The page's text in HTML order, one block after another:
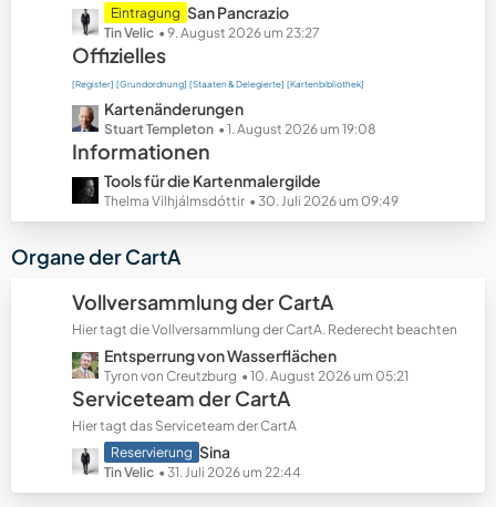
B
e
i
t
ä
g
e
L
e
t
z
t
e
B
ä
e
Eintragung San Pancrazio
Tin Velic 9. August 2026 um 23:27
Offizielles
[Register] [Grundordnung] [Staaten & Delegierte] [Kartenbibliothek]
L
e
z
e
e
t
r
ä
g
e
Kartenänderungen
Stuart Templeton 1. August 2026 um 19:08
Informationen
L
e
t
t
e
B
e
i
t
r
ä
g
e
Tools für die Kartenmalergilde
Thelma Vilhjálmsdóttir 30. Juli 2026 um 09:49
Organe der CartA
Vollversammlung der CartA
Hier tagt die Vollversammlung der CartA. Rederecht beachten
L
e
t
z
t
e
B
Entsperrung von Wasserflächen
Tyron von Creutzburg 10. August 2026 um 05:21
Serviceteam der CartA
Hier tagt das Serviceteam der CartA
L
e
t
Reservierung Sina
Tin Velic 31. Juli 2026 um 22:44